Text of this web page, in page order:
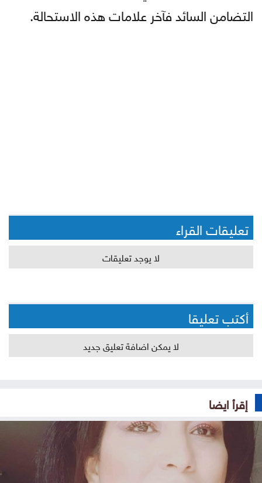
التضامن السائد فآخر علامات هذه الاستحالة.
تعليقات القراء
لا يوجد تعليقات
أكتب تعليقا
لا يمكن اضافة تعليق جديد
إقرأ ايضا